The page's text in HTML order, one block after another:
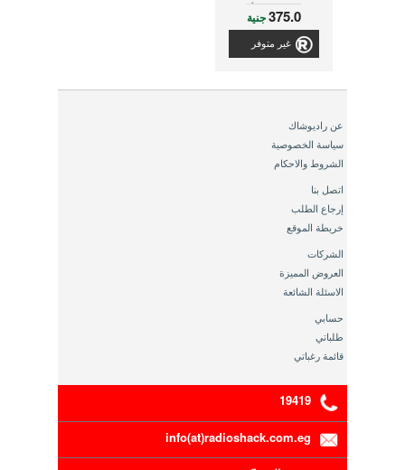
السريع و ذو لون أبيض +
كابل مايكرو يو إس بى
بطول 90 سم
375.0جنية
غير متوفر
عن راديوشاك
سياسة الخصوصية
الشروط والاحكام
اتصل بنا
إرجاع الطلب
خريطة الموقع
الشركات
العروض المميزة
الاسئلة الشائعة
حسابي
طلباتي
قائمة رغباتي
19419
info(at)radioshack.com.eg